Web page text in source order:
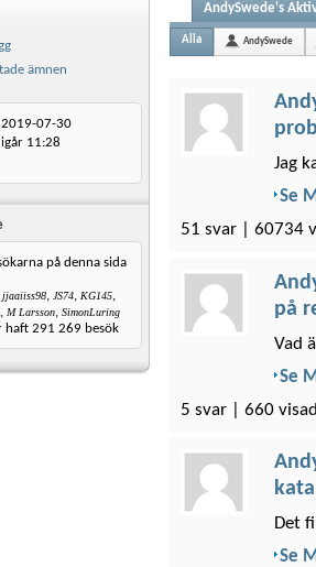
ämnen
2019-07-30
igår 11:28
på denna sida
jjaaiiss98, JS74, KG145,
, M Larsson, SimonLuring
haft 291 269 besök
AndySwede's
Alla AndySwede
Jag
Se
51 svar | 60734
på
Vad
Se
5 svar | 660
Det
Se